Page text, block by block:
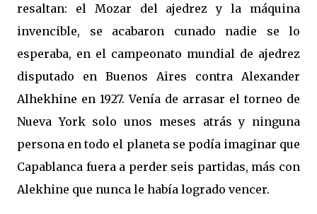
resaltan: el Mozar del ajedrez y la máquina
invencible, se acabaron cunado nadie se lo
esperaba, en el campeonato mundial de ajedrez
disputado en Buenos Aires contra Alexander
Alhekhine en 1927. Venía de arrasar el torneo de
Nueva York solo unos meses atrás y ninguna
persona en todo el planeta se podía imaginar que
Capablanca fuera a perder seis partidas, más con
Alekhine que nunca le había logrado vencer.